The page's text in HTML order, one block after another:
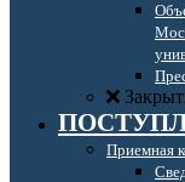
Приемная